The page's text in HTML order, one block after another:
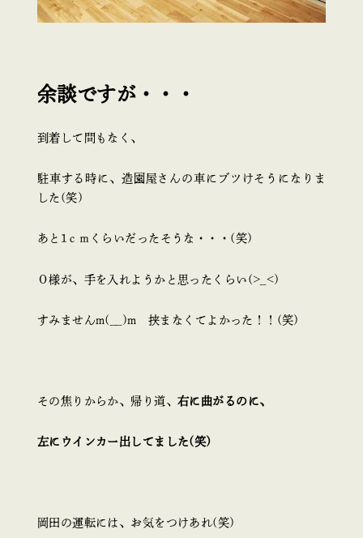
余談ですが・・・
到着して間もなく、
駐車する時に、造園屋さんの車にブツけそうになりま
した(笑)
あと1ｃｍくらいだったそうな・・・(笑)
Ｏ様が、手を入れようかと思ったくらい(>_<)
すみませんm(__)m 挟まなくてよかった！！(笑)
その焦りからか、帰り道、 右に曲がるのに、
左にウインカー出してました(笑)
岡田の運転には、お気をつけあれ(笑)